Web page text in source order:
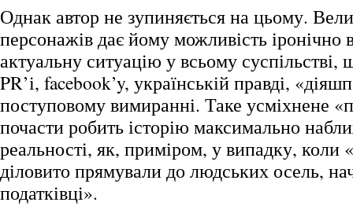
Однак автор не зупиняється на цьому.
персонажів дає йому можливість іронічно
актуальну ситуацію у всьому суспільстві,
PR’і, facebook’y, українській правді,
поступовому вимиранні. Таке усміхнене
почасти робить історію максимально
реальності, як, приміром, у випадку, коли
діловито прямували до людських осель,
податківці».